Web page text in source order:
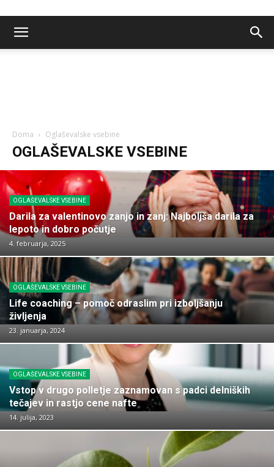
Doma Oglaševalske vsebine
OGLAŠEVALSKE VSEBINE
OGLAŠEVALSKE VSEBINE
Darila za valentinovo zanjo in zanj: Najboljša darila za
lepoto in dobro počutje
4. februarja, 2025
OGLAŠEVALSKE VSEBINE
Life coaching – pomoč odraslim pri izboljšanju
življenja
23. januarja, 2024
OGLAŠEVALSKE VSEBINE
Vstop v drugo polletje zaznamovan s padci delniških
tečajev in rastjo cene nafte
14. julija, 2023